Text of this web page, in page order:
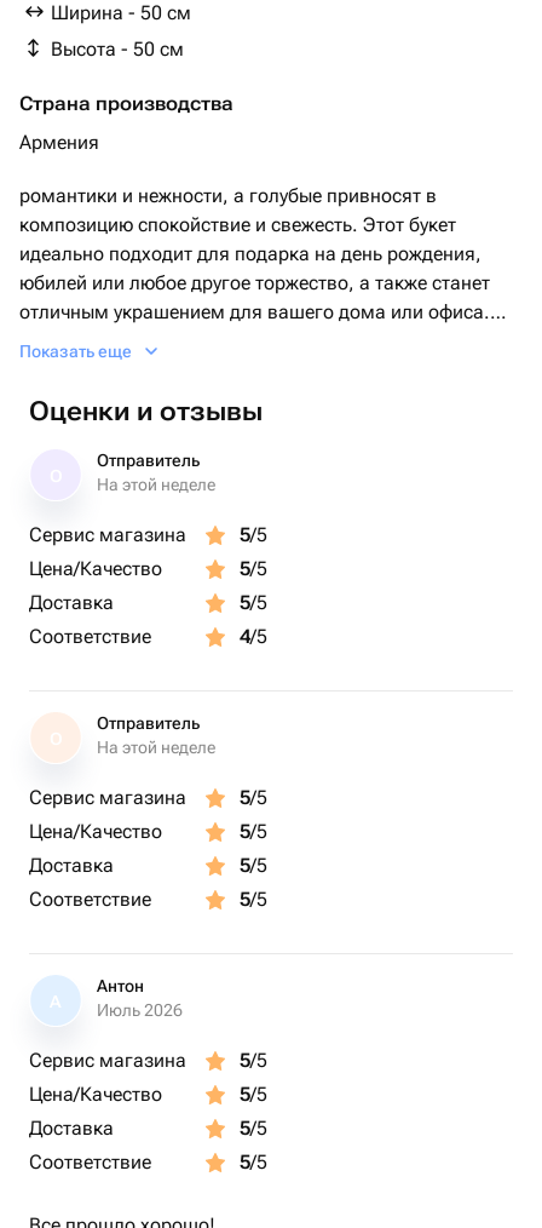
Ширина - 50 см
Высота - 50 см
Страна производства
Армения
романтики и нежности, а голубые привносят в
композицию спокойствие и свежесть. Этот букет
идеально подходит для подарка на день рождения,
юбилей или любое другое торжество, а также станет
отличным украшением для вашего дома или офиса.
собрана с заботой, чтобы обеспечить максимальную
свежесть и долговечность. Букет из гортензий легко
впишется в любой интерьер, добавляя ему
утонченности и природной красоты.
Показать еще
Оценки и отзывы
Отправитель
На этой неделе
Сервис магазина 5/5
Цена/Качество
5/5
Доставка
5/5
Соответствие
4/5
О
Отправитель
На этой неделе
Сервис магазина 5/5
Цена/Качество
5/5
Доставка
5/5
Соответствие
5/5
А
Антон
Июль 2026
Сервис магазина 5/5
Цена/Качество
5/5
Доставка
5/5
Соответствие
5/5